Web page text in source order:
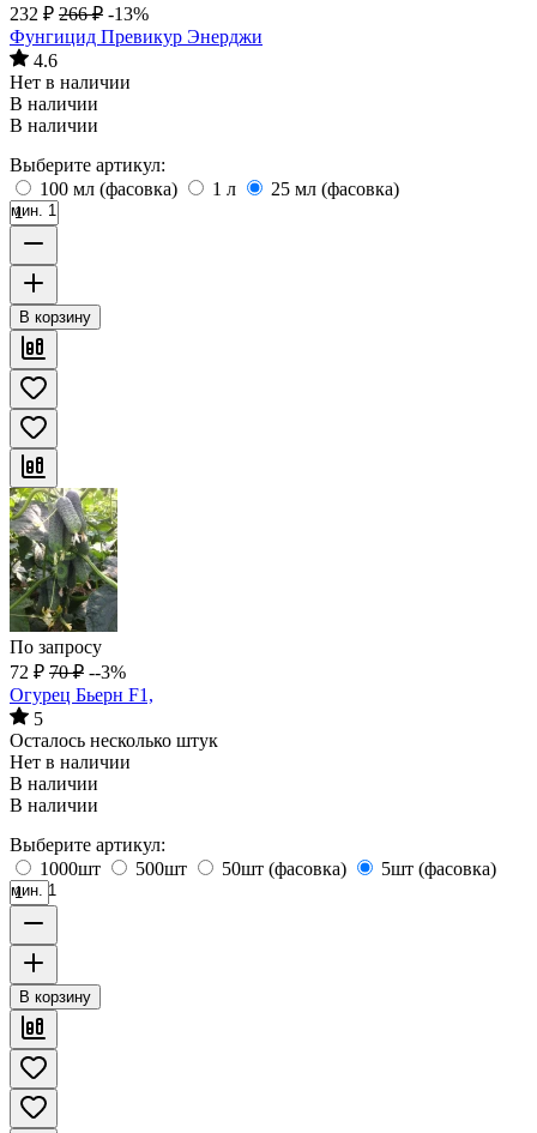
232 ₽ 266 ₽ -13%
Фунгицид Превикур Энерджи
4.6
Нет в наличии
В наличии
В наличии
Выберите артикул:
100 мл (фасовка)
1 л 25 мл (фасовка)
мин. 1
В корзину
По запросу
72 ₽ 70 ₽ --3%
Огурец Бьерн F1,
5
Осталось несколько штук
Нет в наличии
В наличии
В наличии
Выберите артикул:
1000шт
500шт 50шт (фасовка) 5шт (фасовка)
мин. 1
В корзину